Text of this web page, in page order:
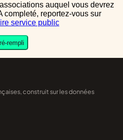
completé, reportez-vous sur
service public
rempli